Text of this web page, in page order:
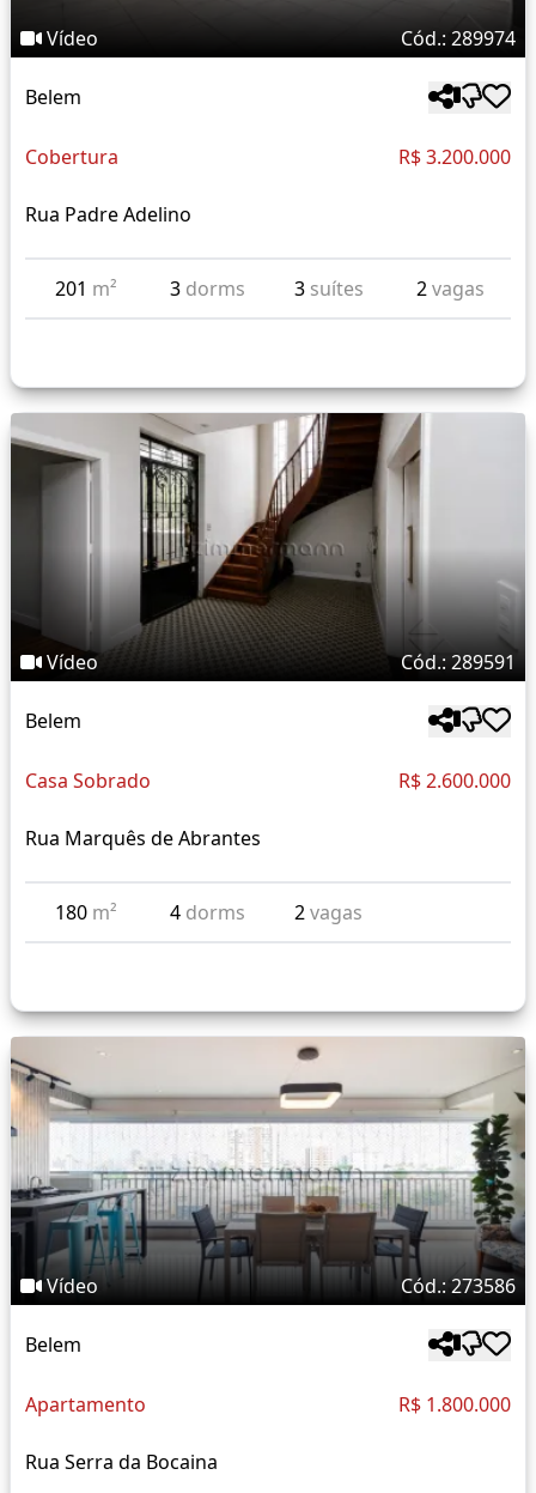
Vídeo Cód.: 289974
Belem
Cobertura R$ 3.200.000
Rua Padre Adelino
201 m² 3 dorms 3 suítes 2vagas
Vídeo Cód.: 289591
Belem
Casa Sobrado R$ 2.600.000
Rua Marquês de Abrantes
180 m² 4 dorms 2vagas
Vídeo Cód.: 273586
Belem
Apartamento R$ 1.800.000
Rua Serra da Bocaina